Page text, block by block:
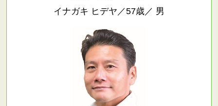
イナガキ ヒデヤ／57歳／ 男